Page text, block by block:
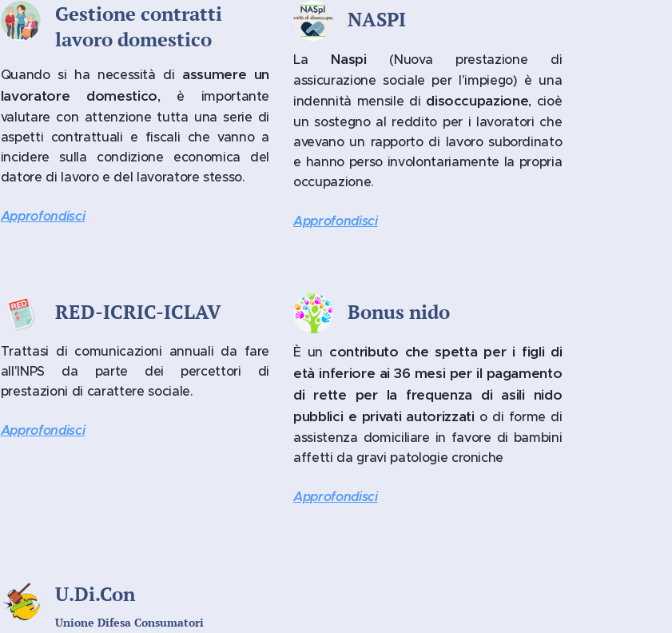
Gestione contratti
lavoro domestico
Quando si ha necessità di assumere un
lavoratore domestico, è importante
valutare con attenzione tutta una serie di
aspetti contrattuali e fiscali che vanno a
incidere sulla condizione economica del
datore di lavoro e del lavoratore stesso.
Approfondisci
NASPI
La Naspi (Nuova prestazione di
assicurazione sociale per l'impiego) è una
indennità mensile di disoccupazione, cioè
un sostegno al reddito per i lavoratori che
avevano un rapporto di lavoro subordinato
e hanno perso involontariamente la propria
occupazione.
Approfondisci
RED-ICRIC-ICLAV
Trattasi di comunicazioni annuali da fare
all'INPS da parte dei percettori di
prestazioni di carattere sociale.
Approfondisci
Bonus nido
È un contributo che spetta per i figli di
età inferiore ai 36 mesi per il pagamento
di rette per la frequenza di asili nido
pubblici e privati autorizzati o di forme di
assistenza domiciliare in favore di bambini
affetti da gravi patologie croniche
Approfondisci
U.Di.Con
Unione Difesa Consumatori